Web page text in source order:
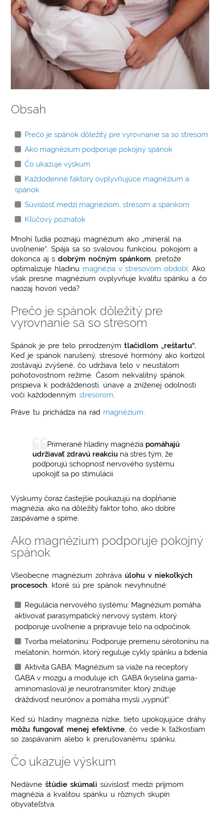
ÚČINKOV
Obsah
Prečo je spánok dôležitý pre vyrovnanie sa so stresom
Ako magnézium podporuje pokojný spánok
Čo ukazuje výskum
Každodenné faktory ovplyvňujúce magnézium a
spánok
Súvislosť medzi magnéziom, stresom a spánkom
Kľúčový poznatok
Mnohí ľudia poznajú magnézium ako „minerál na
uvoľnenie“. Spája sa so svalovou funkciou, pokojom a
dokonca aj sdobrým nočným spánkom, pretože
optimalizuje hladinu magnézia v stresovom období. Ako
však presne magnézium ovplyvňuje kvalitu spánku a čo
naozaj hovorí veda?
Prečo je spánok dôležitý pre
vyrovnanie sa so stresom
Spánok je pre telo prirodzenýmtlačidlom „reštartu“.
Keď je spánok narušený, stresové hormóny ako kortizol
zostávajú zvýšené, čo udržiava telo v neustálom
pohotovostnom režime. Časom nekvalitný spánok
prispieva k podráždenosti, únave a zníženej odolnosti
voči každodennýmstresorom.
Práve tu prichádza na rad magnézium.
Primerané hladiny magnézia pomáhajú
udržiavať zdravú reakciu na stres tým, že
podporujú schopnosť nervového systému
upokojiť sa po stimulácii.
Výskumy čoraz častejšie poukazujú na dopĺňanie
magnézia, ako na dôležitý faktor toho, ako dobre
zaspávame a spíme.
Ako magnézium podporuje pokojný
spánok
Všeobecne magnézium zohráva úlohu v niekoľkých
procesoch, ktoré sú pre spánok nevyhnutné:
Regulácia nervového systému: Magnézium pomáha
aktivovať parasympatický nervový systém, ktorý
podporuje uvoľnenie a pripravuje telo na odpočinok.
Tvorba melatonínu: Podporuje premenu sérotonínu na
melatonín, hormón, ktorý reguluje cykly spánku a bdenia.
Aktivita GABA: Magnézium sa viaže na receptory
GABA v mozgu a moduluje ich. GABA (kyselina gama-
aminomaslová) je neurotransmiter, ktorý znižuje
dráždivosť neurónov a pomáha mysli „vypnúť“.
Keď sú hladiny magnézia nízke, tieto upokojujúce dráhy
môžu fungovať menej efektívne, čo vedie k ťažkostiam
so zaspávaním alebo k prerušovanému spánku.
Čo ukazuje výskum
Nedávneštúdie skúmali súvislosť medzi príjmom
magnézia a kvalitou spánku u rôznych skupín
obyvateľstva.